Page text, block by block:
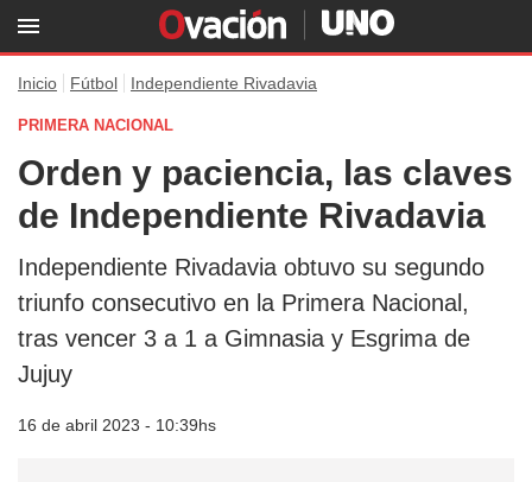
Inicio Fútbol Independiente Rivadavia
PRIMERA NACIONAL
Orden y paciencia, las claves
de Independiente Rivadavia
Independiente Rivadavia obtuvo su segundo
triunfo consecutivo en la Primera Nacional,
tras vencer 3 a 1 a Gimnasia y Esgrima de
Jujuy
16 de abril 2023 - 10:39hs